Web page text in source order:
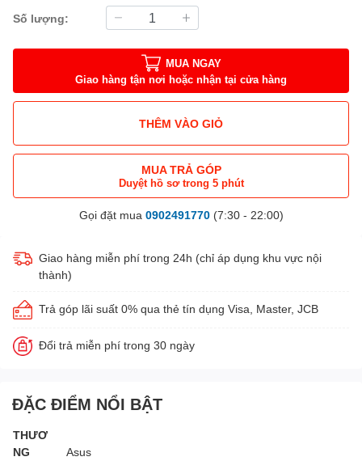
Số lượng:
MUA NGAY
Giao hàng tận nơi hoặc nhận tại cửa hàng
THÊM VÀO GIỎ
MUA TRẢ GÓP
Duyệt hồ sơ trong 5 phút
Gọi đặt mua 0902491770(7:30 - 22:00)
Giao hàng miễn phí trong 24h (chỉ áp dụng khu vực nội
thành)
Trả góp lãi suất 0% qua thẻ tín dụng Visa, Master, JCB
Đổi trả miễn phí trong 30 ngày
ĐẶC ĐIỂM NỔI BẬT
THƯƠ
NG
Asus